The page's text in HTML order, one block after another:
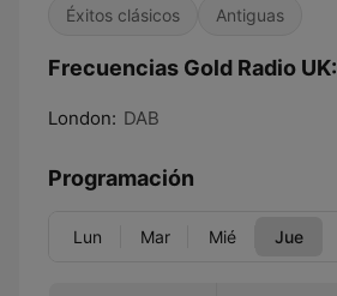
Éxitos clásicos Antiguas
Frecuencias Gold Radio UK:
London: DAB
Programación
Lun Mar Mié Jue